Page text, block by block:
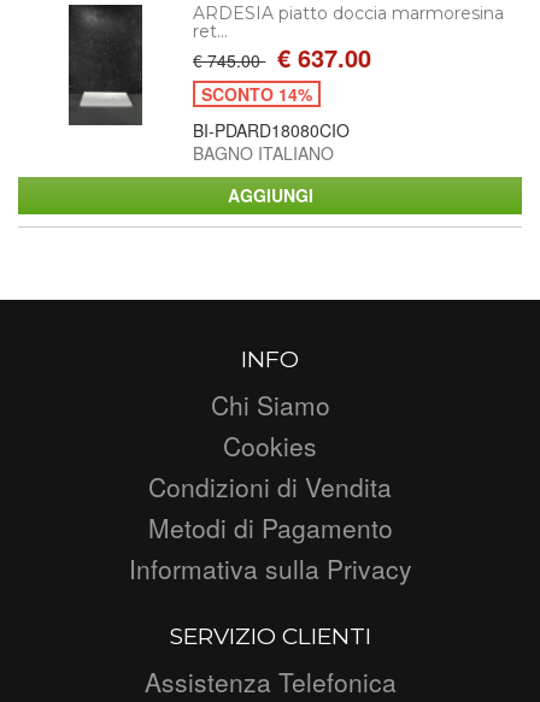
ARDESIA piatto doccia marmoresina
ret...
€ 745.00 € 637.00
SCONTO 14%
BI-PDARD18080CIO
BAGNO ITALIANO
INFO
Chi Siamo
Cookies
Condizioni di Vendita
Metodi di Pagamento
Informativa sulla Privacy
SERVIZIO CLIENTI
Assistenza Telefonica